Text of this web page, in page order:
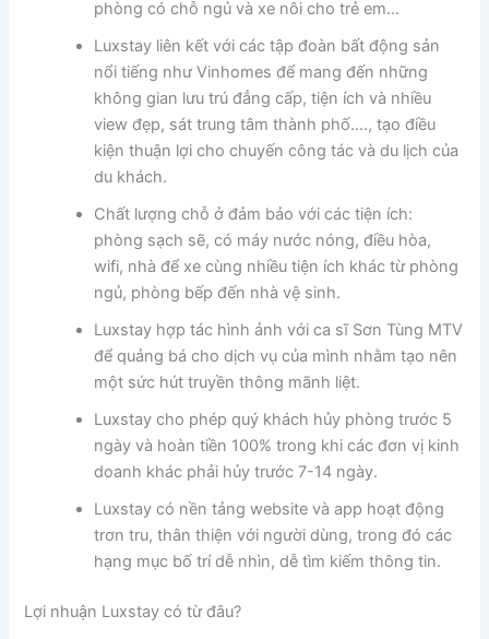
phòng có chỗ ngủ và xe nôi cho trẻ em…
Luxstay liên kết với các tập đoàn bất động sản
nổi tiếng như Vinhomes để mang đến những
không gian lưu trú đẳng cấp, tiện ích và nhiều
view đẹp, sát trung tâm thành phố…., tạo điều
kiện thuận lợi cho chuyến công tác và du lịch của
du khách.
Chất lượng chỗ ở đảm bảo với các tiện ích:
phòng sạch sẽ, có máy nước nóng, điều hòa,
wifi, nhà để xe cùng nhiều tiện ích khác từ phòng
ngủ, phòng bếp đến nhà vệ sinh.
Luxstay hợp tác hình ảnh với ca sĩ Sơn Tùng MTV
để quảng bá cho dịch vụ của mình nhằm tạo nên
một sức hút truyền thông mãnh liệt.
Luxstay cho phép quý khách hủy phòng trước 5
ngày và hoàn tiền 100% trong khi các đơn vị kinh
doanh khác phải hủy trước 7-14 ngày.
Luxstay có nền tảng website và app hoạt động
trơn tru, thân thiện với người dùng, trong đó các
hạng mục bố trí dễ nhìn, dễ tìm kiếm thông tin.
Lợi nhuận Luxstay có từ đâu?